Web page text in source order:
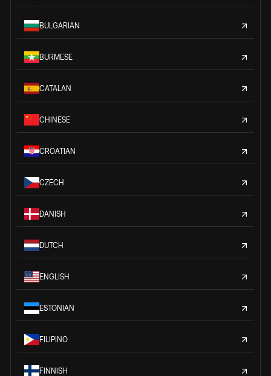
BULGARIAN
BURMESE
CATALAN
CHINESE
CROATIAN
CZECH
DANISH
DUTCH
ENGLISH
ESTONIAN
FILIPINO
FINNISH